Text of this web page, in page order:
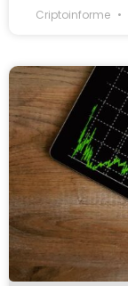
Criptoinforme